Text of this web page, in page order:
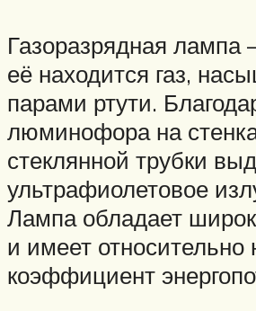
Газоразрядная лампа
её находится газ,
парами ртути.
люминофора на
стеклянной трубки
ультрафиолетовое
Лампа обладает
и имеет относительно
коэффициент